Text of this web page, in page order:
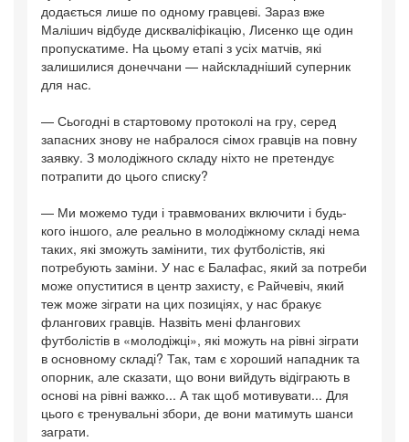
додається лише по одному гравцеві. Зараз вже
Малішич відбуде дискваліфікацію, Лисенко ще один
пропускатиме. На цьому етапі з усіх матчів, які
залишилися донеччани — найскладніший суперник
для нас.
— Сьогодні в стартовому протоколі на гру, серед
запасних знову не набралося сімох гравців на повну
заявку. З молодіжного складу ніхто не претендує
потрапити до цього списку?
— Ми можемо туди і травмованих включити і будь-
кого іншого, але реально в молодіжному складі нема
таких, які зможуть замінити, тих футболістів, які
потребують заміни. У нас є Балафас, який за потреби
може опуститися в центр захисту, є Райчевіч, який
теж може зіграти на цих позиціях, у нас бракує
флангових гравців. Назвіть мені флангових
футболістів в «молодіжці», які можуть на рівні зіграти
в основному складі? Так, там є хороший нападник та
опорник, але сказати, що вони вийдуть відіграють в
основі на рівні важко... А так щоб мотивувати... Для
цього є тренувальні збори, де вони матимуть шанси
заграти.